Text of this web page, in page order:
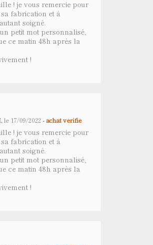
! je vous remercie pour
fabrication et à
soigné.
petit mot personnalisé,
ce matin 48h après la
!
le 17/09/2022 - achat vérifié
! je vous remercie pour
fabrication et à
soigné.
petit mot personnalisé,
ce matin 48h après la
!